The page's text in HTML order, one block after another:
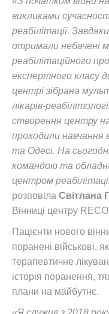
викликами
реабілітації.
отримали небачені
реабілітаційного
експертного класу
центрі зібрана
лікарів-
створення центру
проходили навчання
та Одесі. На
командою та
центром
розповіла Світлана
Вінниці центру
Пацієнти нового
поранені військові,
терапевтичне
історія поранення,
плани на майбутнє.